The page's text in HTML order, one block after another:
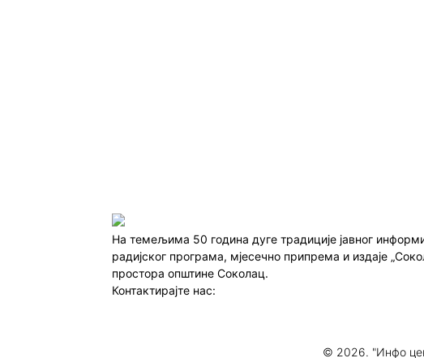
На темељима 50 година дуге традиције јавног
радијског програма, мјесечно припрема и издаје
простора општине Соколац.
Контактирајте нас:
© 2026. "Инфо